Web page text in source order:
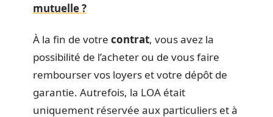
mutuelle ?
À la fin de votre contrat, vous avez la
possibilité de l’acheter ou de vous faire
rembourser vos loyers et votre dépôt de
garantie. Autrefois, la LOA était
uniquement réservée aux particuliers et à